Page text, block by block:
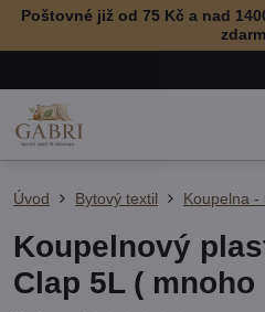
Poštovné již od 75 Kč a nad
Úvod Bytový textil Koupelna -
Koupelnový
Clap 5L ( mnoho